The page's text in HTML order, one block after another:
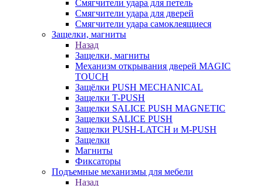
Смягчители удара для петель
Смягчители удара для дверей
Cмягчители удара самоклеящиеся
Защелки, магниты
Назад
Защелки, магниты
Механизм открывания дверей MAGIC
TOUCH
Защёлки PUSH MECHANICAL
Защелки T-PUSH
Защелки SALICE PUSH MAGNETIC
Защелки SALICE PUSH
Защелки PUSH-LATCH и M-PUSH
Защелки
Магниты
Фиксаторы
Подъемные механизмы для мебели
Назад